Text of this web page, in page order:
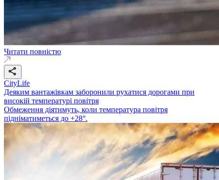
Читати повністю
CityLife
Деяким вантажівкам заборонили рухатися дорогами при
високій температурі повітря
Обмеження діятимуть, коли температура повітря
підніматиметься до +28°.